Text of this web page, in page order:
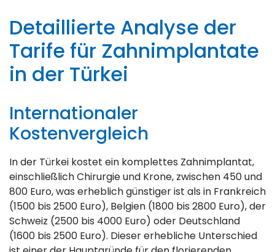
Detaillierte Analyse der
Tarife für Zahnimplantate
in der Türkei
Internationaler
Kostenvergleich
In der Türkei kostet ein komplettes Zahnimplantat,
einschließlich Chirurgie und Krone, zwischen 450 und
800 Euro, was erheblich günstiger ist als in Frankreich
(1500 bis 2500 Euro), Belgien (1800 bis 2800 Euro), der
Schweiz (2500 bis 4000 Euro) oder Deutschland
(1600 bis 2500 Euro). Dieser erhebliche Unterschied